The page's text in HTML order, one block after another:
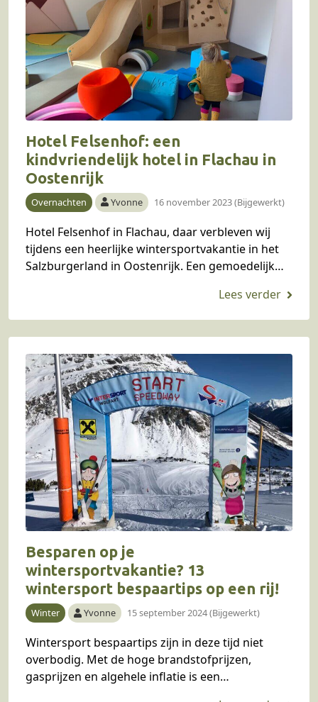
Hotel Felsenhof: een
kindvriendelijk hotel in Flachau in
Oostenrijk
Overnachten Yvonne 16 november 2023 (Bijgewerkt)
Hotel Felsenhof in Flachau, daar verbleven wij
tijdens een heerlijke wintersportvakantie in het
Salzburgerland in Oostenrijk. Een gemoedelijk
Er is kinderopvang, een gezinswellness…
Besparen op je
wintersportvakantie? 13
wintersport bespaartips op een rij!
Winter Yvonne 15 september 2024 (Bijgewerkt)
Wintersport bespaartips zijn in deze tijd niet
overbodig. Met de hoge brandstofprijzen,
gasprijzen en algehele inflatie is een